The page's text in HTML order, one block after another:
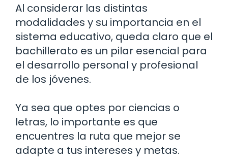
Al considerar las distintas
modalidades y su importancia en el
sistema educativo, queda claro que el
bachillerato es un pilar esencial para
el desarrollo personal y profesional
de los jóvenes.
Ya sea que optes por ciencias o
letras, lo importante es que
encuentres la ruta que mejor se
adapte a tus intereses y metas.